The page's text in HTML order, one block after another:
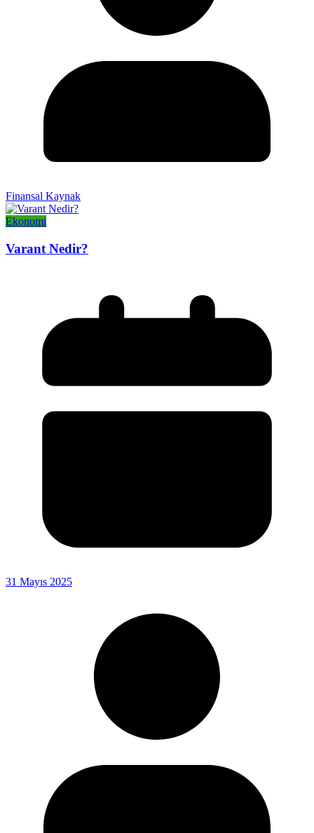
Finansal Kaynak
Ekonomi
Varant Nedir?
31 Mayıs 2025